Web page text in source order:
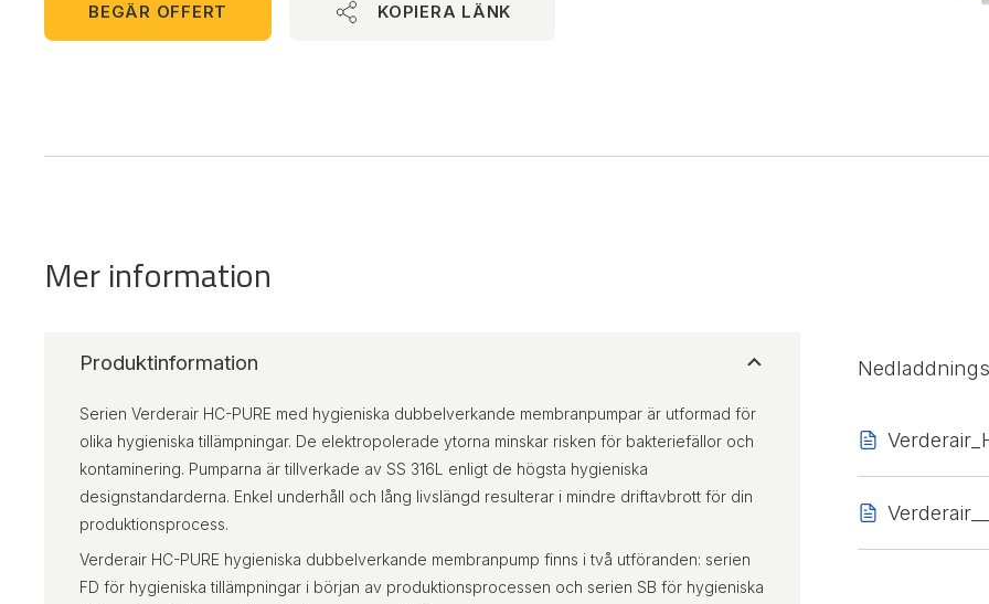
BEGÄR OFFERT KOPIERA LÄNK
Mer information
Produktinformation
Serien Verderair HC-PURE med hygieniska dubbelverkande membranpumpar är utformad för
olika hygieniska tillämpningar. De elektropolerade ytorna minskar risken för bakteriefällor och
kontaminering. Pumparna är tillverkade av SS 316L enligt de högsta hygieniska
designstandarderna. Enkel underhåll och lång livslängd resulterar i mindre driftavbrott för din
produktionsprocess.
Verderair HC-PURE hygieniska dubbelverkande membranpump finns i två utföranden: serien
FD för hygieniska tillämpningar i början av produktionsprocessen och serien SB för hygieniska